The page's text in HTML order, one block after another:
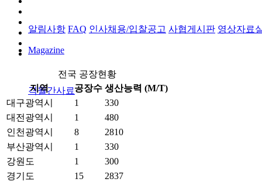
알림사항 FAQ 인사채용/입찰공고 사협게시판 영상자료
Magazine
격월간사료
전국 공장현황
지역
공장수 생산능력 (M/T)
대구광역시
1
330
대전광역시
1
480
인천광역시
8
2810
부산광역시
1
330
강원도
1
300
경기도
15
2837